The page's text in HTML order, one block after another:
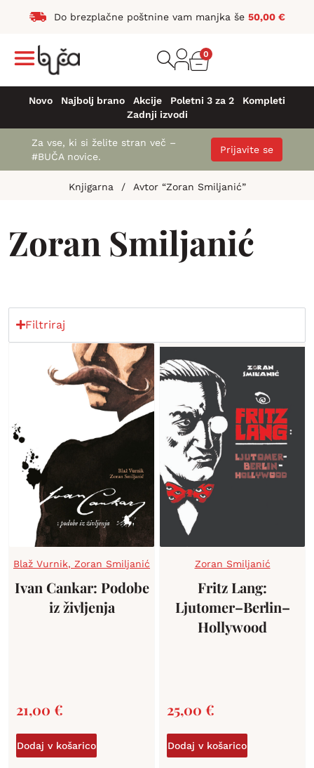
Do brezplačne poštnine vam manjka še 50,00 €
0
Novo Najbolj brano Akcije Poletni 3 za 2
Kompleti
Zadnji izvodi
Za vse, ki si želite stran več –
#BUČA novice.
Prijavite se
Knjigarna / Avtor “Zoran Smiljanić”
Zoran Smiljanić
Filtriraj
Blaž Vurnik, Zoran Smiljanić
Ivan Cankar: Podobe
iz življenja
21,00 €
Dodaj v košarico
Zoran Smiljanić
Fritz Lang:
Ljutomer–Berlin–
Hollywood
25,00 €
Dodaj v košarico